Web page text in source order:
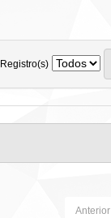
Registro(s)
Anterior